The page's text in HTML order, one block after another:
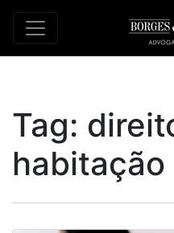
Tag:
habitação